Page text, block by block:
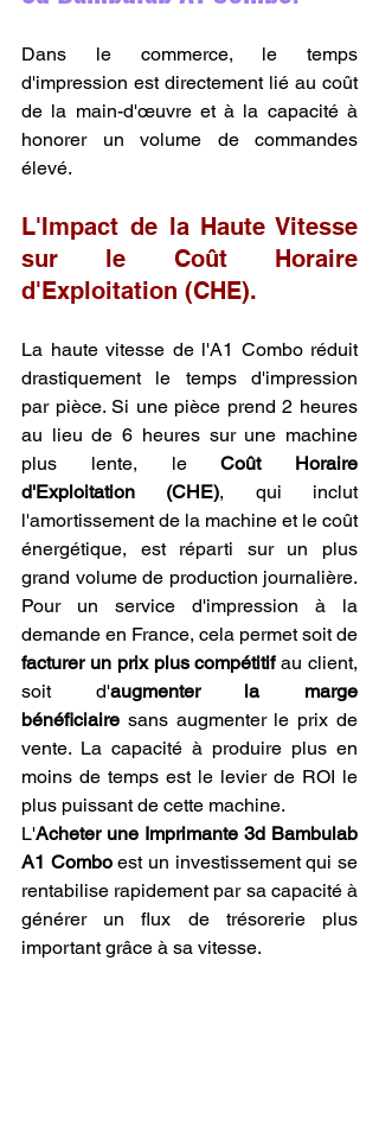
Dans le commerce, le temps
d'impression est directement lié au coût
de la main-d'œuvre et à la capacité à
honorer un volume de commandes
élevé.
L'Impact de la Haute Vitesse
sur le Coût Horaire
d'Exploitation (CHE).
La haute vitesse de l'A1 Combo réduit
drastiquement le temps d'impression
par pièce. Si une pièce prend 2 heures
au lieu de 6 heures sur une machine
plus lente, le Coût Horaire
d'Exploitation (CHE), qui inclut
l'amortissement de la machine et le coût
énergétique, est réparti sur un plus
grand volume de production journalière.
Pour un service d'impression à la
facturer un prix plus compétitif au client,
soit d'augmenter la marge
bénéficiaire sans augmenter le prix de
vente. La capacité à produire plus en
moins de temps est le levier de ROI le
plus puissant de cette machine.
L'Acheter une Imprimante 3d Bambulab
A1 Combo est un investissement qui se
rentabilise rapidement par sa capacité à
générer un flux de trésorerie plus
important grâce à sa vitesse.